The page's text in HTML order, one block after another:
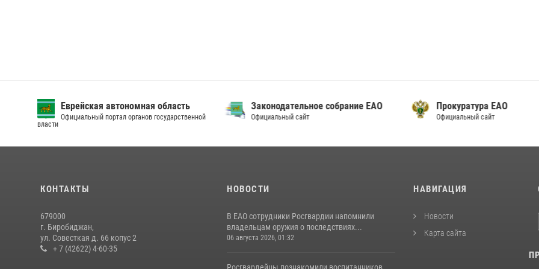
Еврейская автономная область
Официальный портал органов государственной
власти
Законодательное собрание ЕАО
Официальный сайт
Прокуратура ЕАО
Официальный сайт
КОНТАКТЫ
679000
г. Биробиджан,
ул. Совесткая д. 66 копус 2
+ 7 (42622) 4-60-35
НОВОСТИ
В ЕАО сотрудники Росгвардии напомнили
владельцам оружия о последствиях...
06 августа 2026, 01:32
НАВИГАЦИЯ
Новости
Карта сайта